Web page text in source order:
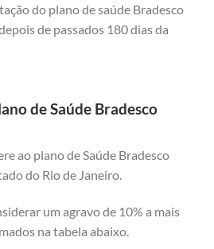
do plano de saúde Bradesco
de passados 180 dias da
de Saúde Bradesco
ao plano de Saúde Bradesco
do Rio de Janeiro.
um agravo de 10% a mais
na tabela abaixo.